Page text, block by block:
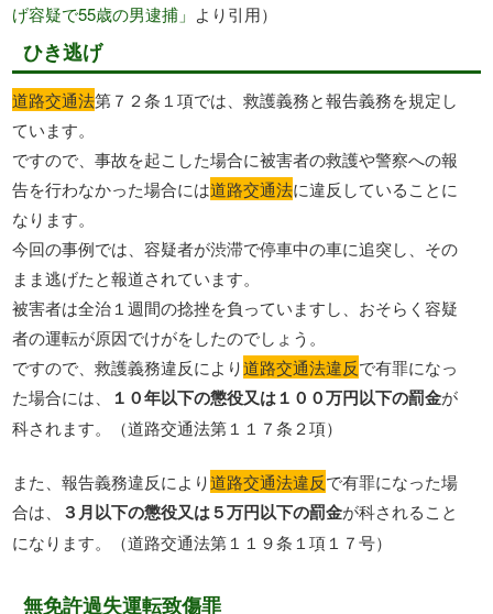
げ容疑で55歳の男逮捕」 より引用）
ひき逃げ
道路交通法第７２条１項では、救護義務と報告義務を規定し
ています。
ですので、事故を起こした場合に被害者の救護や警察への報
告を行わなかった場合には道路交通法に違反していることに
なります。
今回の事例では、容疑者が渋滞で停車中の車に追突し、その
まま逃げたと報道されています。
被害者は全治１週間の捻挫を負っていますし、おそらく容疑
者の運転が原因でけがをしたのでしょう。
ですので、救護義務違反により道路交通法違反で有罪になっ
た場合には、
１０年以下の懲役又は１００万円以下の罰金が
科されます。（道路交通法第１１７条２項）
また、報告義務違反により道路交通法違反で有罪になった場
合は、
３月以下の懲役又は５万円以下の罰金が科されること
になります。（道路交通法第１１９条１項１７号）
無免許過失運転致傷罪